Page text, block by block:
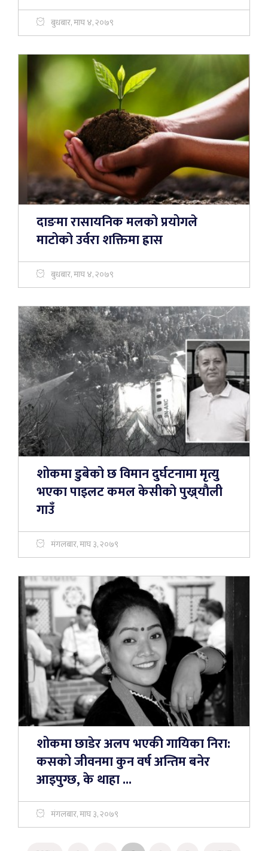
बुधबार, माघ ४, २०७९
दाङमा रासायनिक मलको प्रयोगले
माटोको उर्वरा शक्तिमा ह्रास
बुधबार, माघ ४, २०७९
शोकमा डुबेको छ विमान दुर्घटनामा मृत्यु
भएका पाइलट कमल केसीको पुख्र्याैली
गाउँ
मंगलबार, माघ ३, २०७९
शोकमा छाडेर अलप भएकी गायिका निरा:
कसको जीवनमा कुन वर्ष अन्तिम बनेर
आइपुग्छ, के थाहा ...
मंगलबार, माघ ३, २०७९